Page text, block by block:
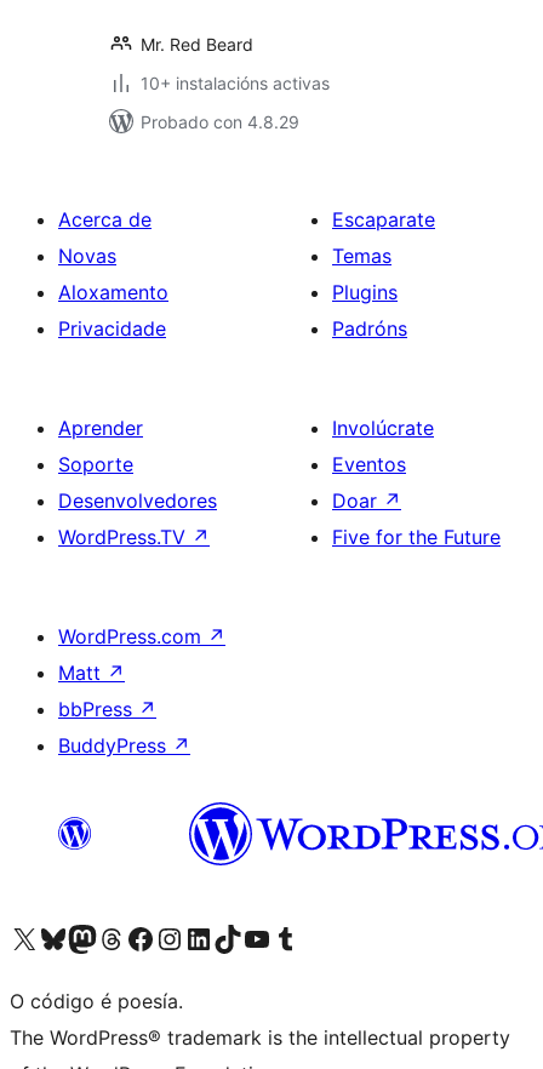
Mr. Red Beard
10+ instalacións activas
Probado con 4.8.29
Acerca de
Novas
Aloxamento
Privacidade
Escaparate
Temas
Plugins
Padróns
Aprender
Soporte
Desenvolvedores
WordPress.TV ↗
Involúcrate
Eventos
Doar ↗
Five for the Future
WordPress.com ↗
Matt ↗
bbPress ↗
BuddyPress ↗
Visita la cuenta de X (anteriormente Twitter)
Visita a nosa conta de Bluesky
Visita a nosa conta de Mastodon
Visita a nosa conta de Threads
Visita a nosa páxina de Facebook
Visita a nosa conta de Instagram
Visita a nosa conta de LinkedIn
Visita a nosa conta de TikTok
Visita a nosa canle de YouTube
Visita a nosa conta de Tumblr
O código é poesía.
The WordPress® trademark is the intellectual property